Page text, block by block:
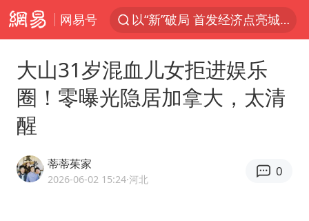
网易号
以“新”破局 首发经济点亮城市消费活力
看守所辅警收受10万获刑1年
泰国一女公务员妆容引争议 本人回应
大山31岁混血儿女拒进娱乐
圈！零曝光隐居加拿大，太清
醒
蒂蒂茱家
2026-06-02 15:24·河北
0